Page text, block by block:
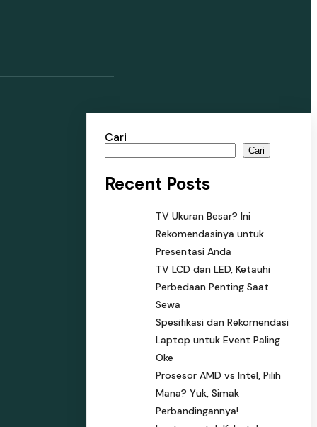
Cari
Cari
Recent Posts
TV Ukuran Besar? Ini
Rekomendasinya untuk
Presentasi Anda
TV LCD dan LED, Ketauhi
Perbedaan Penting Saat
Sewa
Spesifikasi dan Rekomendasi
Laptop untuk Event Paling
Oke
Prosesor AMD vs Intel, Pilih
Mana? Yuk, Simak
Perbandingannya!